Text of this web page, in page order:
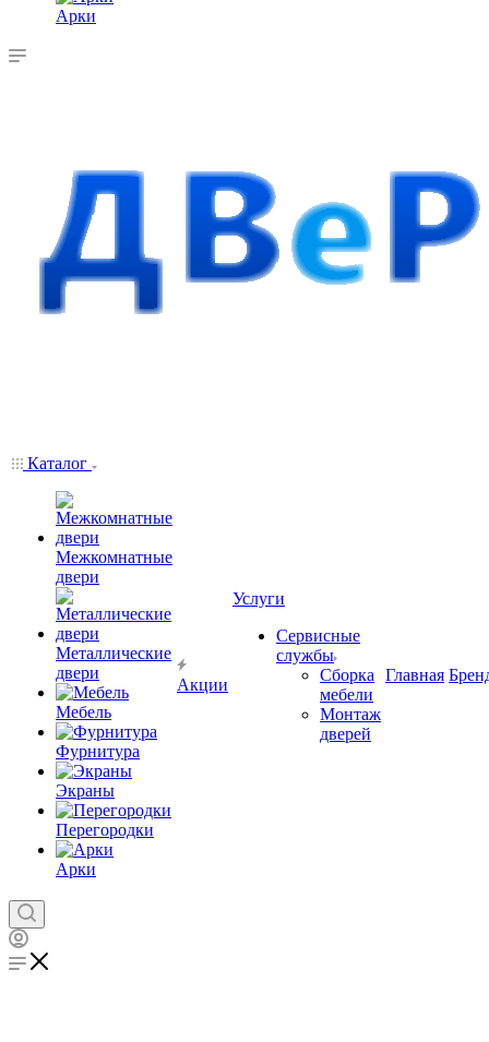
Арки
Каталог
Межкомнатные
двери
Металлические
двери
Мебель
Фурнитура
Экраны
Перегородки
Арки
Акции
Услуги
Сервисные
службы
Сборка
мебели
Монтаж
дверей
Главная